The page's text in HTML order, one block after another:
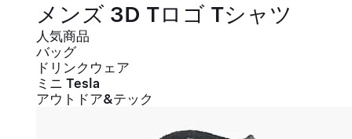
メンズ 3D Tロゴ Tシャツ
人気商品
バッグ
ドリンクウェア
ミニ Tesla
アウトドア&テック